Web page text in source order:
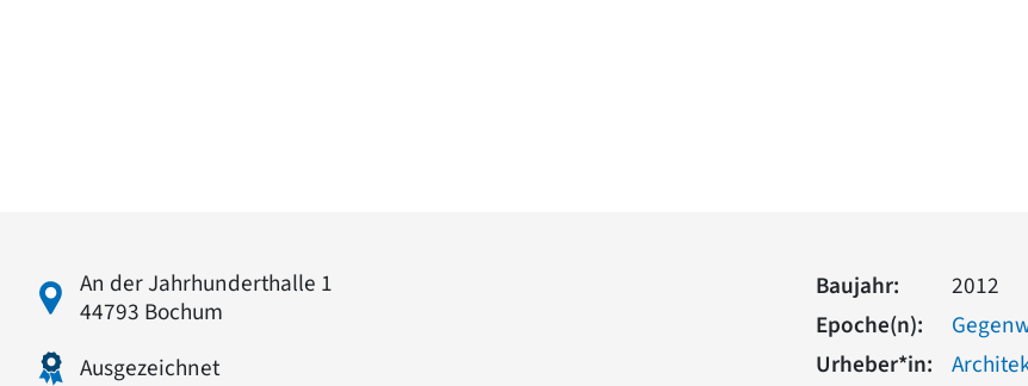
An der Jahrhunderthalle 1
44793 Bochum
Ausgezeichnet
Baujahr:
2012
Epoche(n):
Urheber*in: